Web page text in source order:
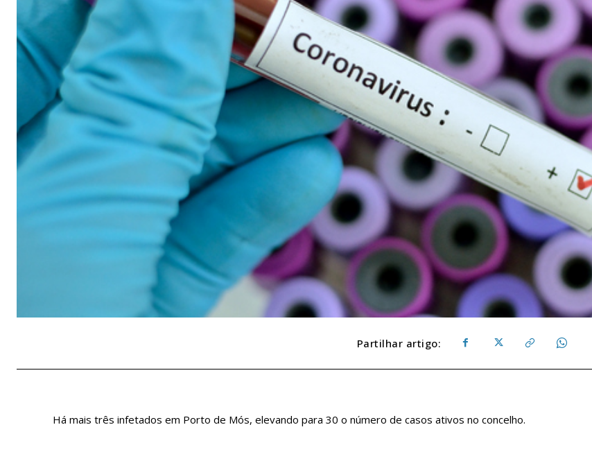
Partilhar artigo:
Há mais três infetados em Porto de Mós, elevando para 30 o número de casos ativos no concelho.